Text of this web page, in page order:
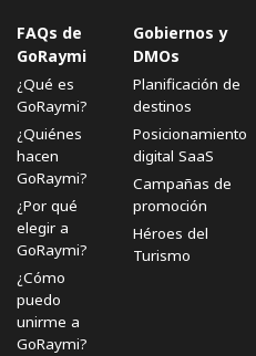
FAQs de
GoRaymi
¿Qué es
GoRaymi?
¿Quiénes
hacen
GoRaymi?
¿Por qué
elegir a
GoRaymi?
¿Cómo
puedo
unirme a
GoRaymi?
Gobiernos y
DMOs
Planificación de
destinos
Posicionamiento
digital SaaS
Campañas de
promoción
Héroes del
Turismo